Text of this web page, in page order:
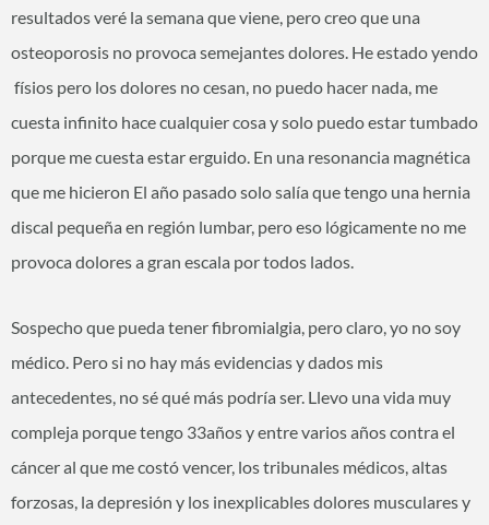
resultados veré la semana que viene, pero creo que una
osteoporosis no provoca semejantes dolores. He estado yendo
físios pero los dolores no cesan, no puedo hacer nada, me
cuesta infinito hace cualquier cosa y solo puedo estar tumbado
porque me cuesta estar erguido. En una resonancia magnética
que me hicieron El año pasado solo salía que tengo una hernia
discal pequeña en región lumbar, pero eso lógicamente no me
provoca dolores a gran escala por todos lados.
Sospecho que pueda tener fibromialgia, pero claro, yo no soy
médico. Pero si no hay más evidencias y dados mis
antecedentes, no sé qué más podría ser. Llevo una vida muy
compleja porque tengo 33años y entre varios años contra el
cáncer al que me costó vencer, los tribunales médicos, altas
forzosas, la depresión y los inexplicables dolores musculares y